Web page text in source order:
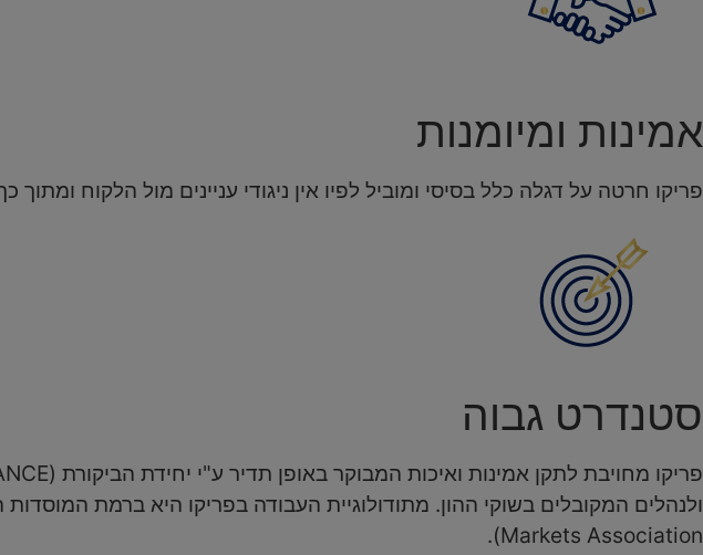
אמינות ומיומנות
פריקו חרטה על דגלה כלל בסיסי ומוביל לפיו אין ניגודי עניינים מול הלקוח ומתוך
סטנדרט גבוה
Markets Association).